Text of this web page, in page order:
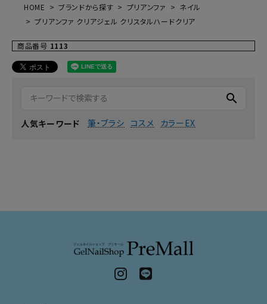
HOME ブランドから探す プリアンファ
ネイル
プリアンファ クリアジェル クリスタルハードクリア
商品番号 1113
search
人気キーワード 筆・ブラシ コスメ カラーEX